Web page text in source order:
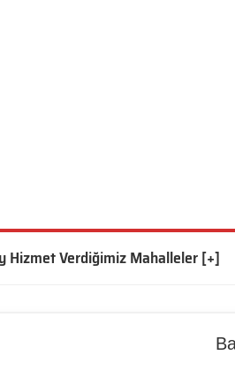
Hizmet Verdiğimiz Mahalleler [+]